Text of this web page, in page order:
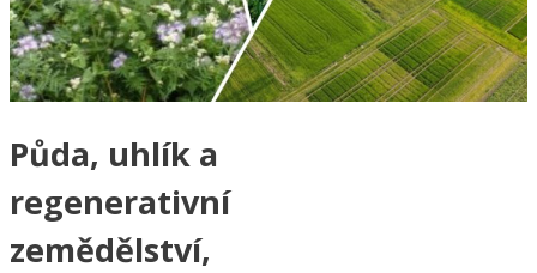
Půda, uhlík a
regenerativní
zemědělství,